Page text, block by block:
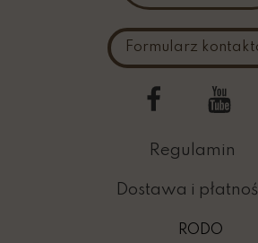
Regulamin
Formularz
RODO
Dostawa i